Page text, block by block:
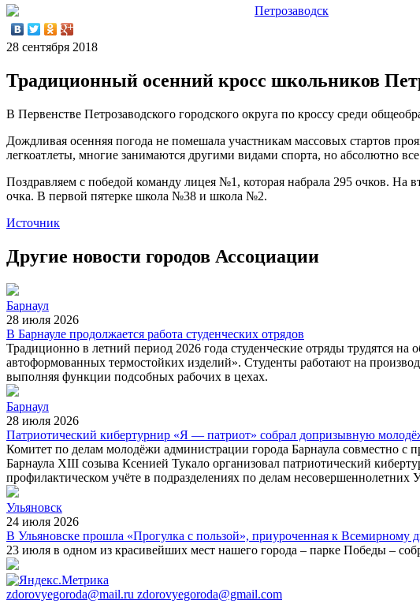
Петрозаводск
28 сентября 2018
Традиционный осенний кросс школьников
В Первенстве Петрозаводского городского округа по кроссу среди
Дождливая осенняя погода не помешала участникам массовых стартов
легкоатлеты, многие занимаются другими видами спорта, но абсолютно
Поздравляем с победой команду лицея №1, которая набрала 295 очков.
очка. В первой пятерке школа №38 и школа №2.
Источник
Другие новости городов Ассоциации
Барнаул
28 июля 2026
В Барнауле продолжается работа студенческих отрядов
Традиционно в летний период 2026 года студенческие отряды трудятся
автоформованных термостойких изделий». Студенты работают на
выполняя функции подсобных рабочих в цехах.
Барнаул
28 июля 2026
Патриотический кибертурнир «Я — патриот» собрал допризывную
Комитет по делам молодёжи администрации города Барнаула совместно с
Барнаула XIII созыва Ксенией Тукало организовал патриотический
профилактическом учёте в подразделениях по делам
Ульяновск
24 июля 2026
В Ульяновске прошла «Прогулка с пользой», приуроченная к Всемирному
23 июля в одном из красивейших мест нашего города – парке Победы –
zdorovyegoroda@mail.ru zdorovyegoroda@gmail.com